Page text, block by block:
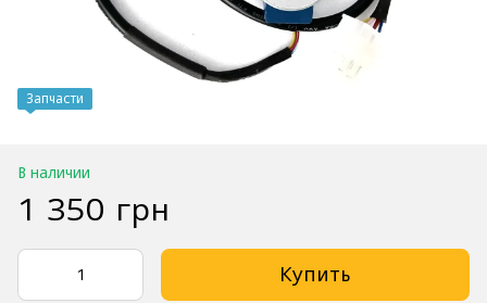
Запчасти
В наличии
1 350 грн
Купить